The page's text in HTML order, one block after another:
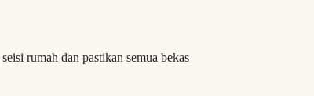
rumah dan pastikan semua bekas